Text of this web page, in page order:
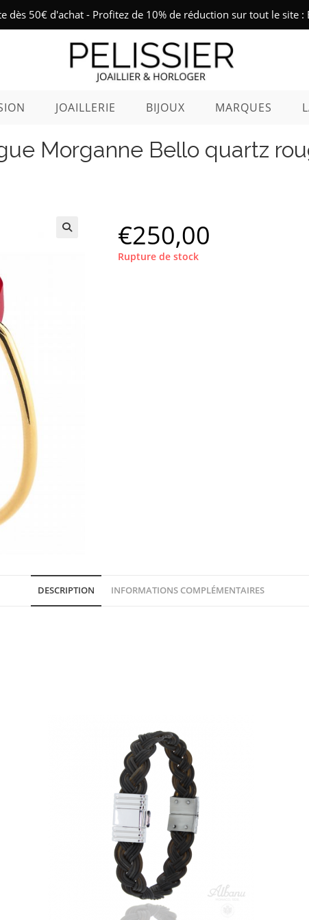
dès 50€ d'achat - Profitez de 10% de réduction sur tout le site :
JOAILLERIE BIJOUX MARQUES
Morganne Bello quartz
€250,00
Rupture de stock
DESCRIPTION INFORMATIONS COMPLÉMENTAIRES